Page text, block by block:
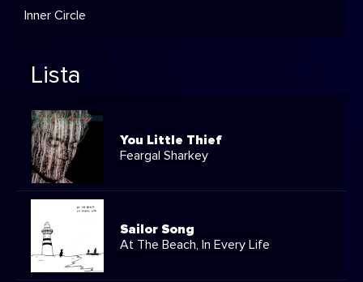
Inner Circle
Lista
You Little Thief
Feargal Sharkey
Sailor Song
At The Beach, In Every Life